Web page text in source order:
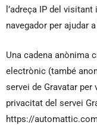
l’adreça IP del visitant
navegador per ajudar
Una cadena anònima
electrònic (també
servei de Gravatar
privacitat del servei
https://